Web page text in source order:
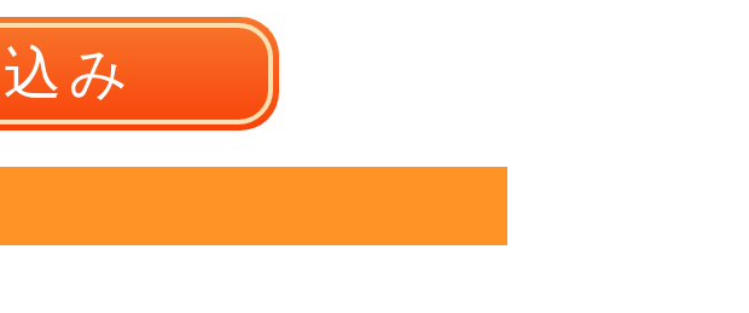
み